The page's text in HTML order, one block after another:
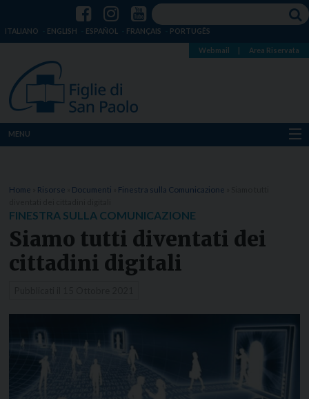
ITALIANO ENGLISH ESPAÑOL FRANÇAIS PORTUGÊS
Webmail Area Riservata
MENU
Dove siamo
Notizie
Risorse
Home Risorse Documenti Finestra sulla Comunicazione
FINESTRA SULLA COMUNICAZIONE
Siamo tutti diventati dei
cittadini digitali